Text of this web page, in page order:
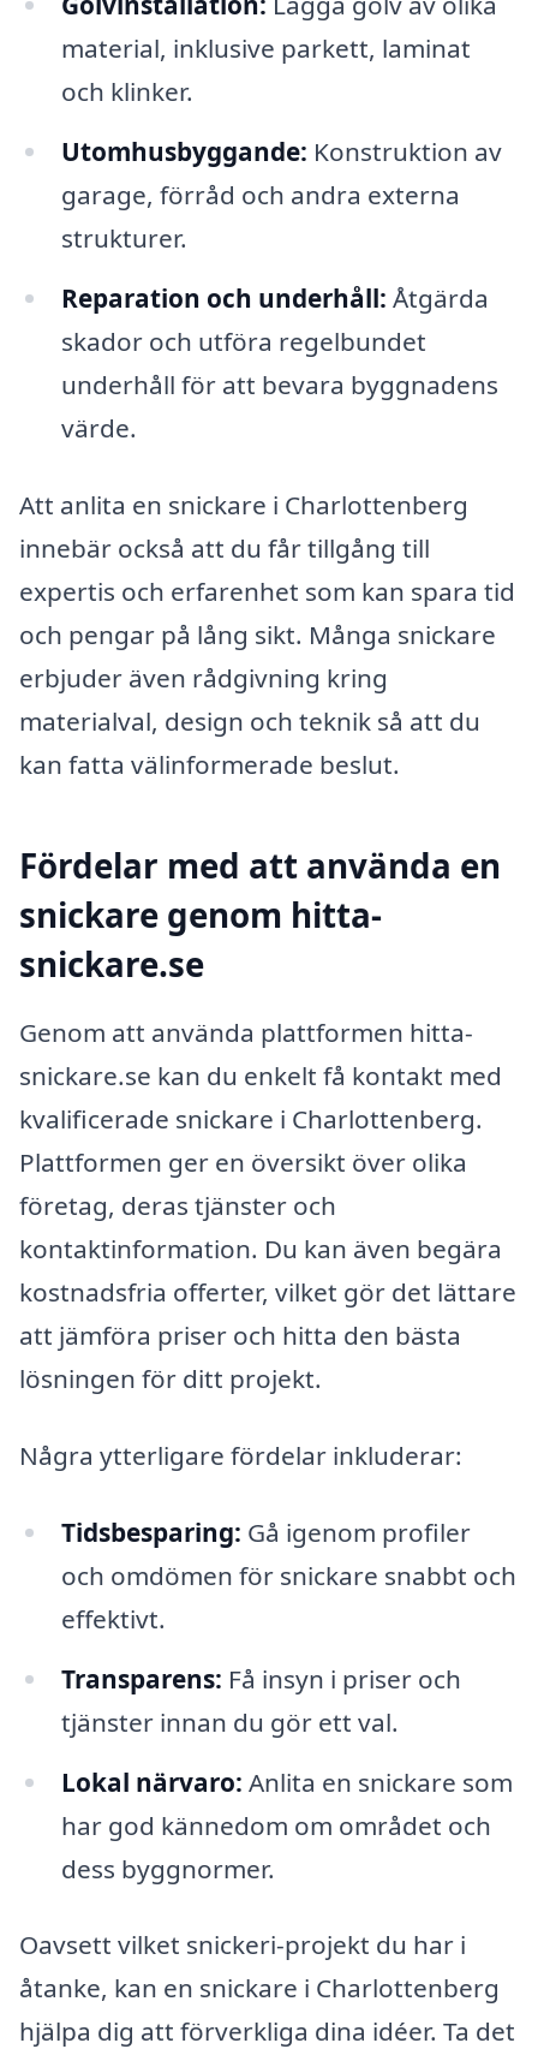
material, inklusive parkett, laminat
och klinker.
Utomhusbyggande: Konstruktion av
garage, förråd och andra externa
strukturer.
Reparation och underhåll: Åtgärda
skador och utföra regelbundet
underhåll för att bevara byggnadens
värde.
Att anlita en snickare i Charlottenberg
innebär också att du får tillgång till
expertis och erfarenhet som kan spara tid
och pengar på lång sikt. Många snickare
erbjuder även rådgivning kring
materialval, design och teknik så att du
kan fatta välinformerade beslut.
Fördelar med att använda en
snickare genom hitta-
snickare.se
Genom att använda plattformen hitta-
snickare.se kan du enkelt få kontakt med
kvalificerade snickare i Charlottenberg.
Plattformen ger en översikt över olika
företag, deras tjänster och
kontaktinformation. Du kan även begära
kostnadsfria offerter, vilket gör det lättare
att jämföra priser och hitta den bästa
lösningen för ditt projekt.
Några ytterligare fördelar inkluderar:
Tidsbesparing: Gå igenom profiler
och omdömen för snickare snabbt och
effektivt.
Transparens: Få insyn i priser och
tjänster innan du gör ett val.
Lokal närvaro: Anlita en snickare som
har god kännedom om området och
dess byggnormer.
Oavsett vilket snickeri-projekt du har i
åtanke, kan en snickare i Charlottenberg
hjälpa dig att förverkliga dina idéer. Ta det